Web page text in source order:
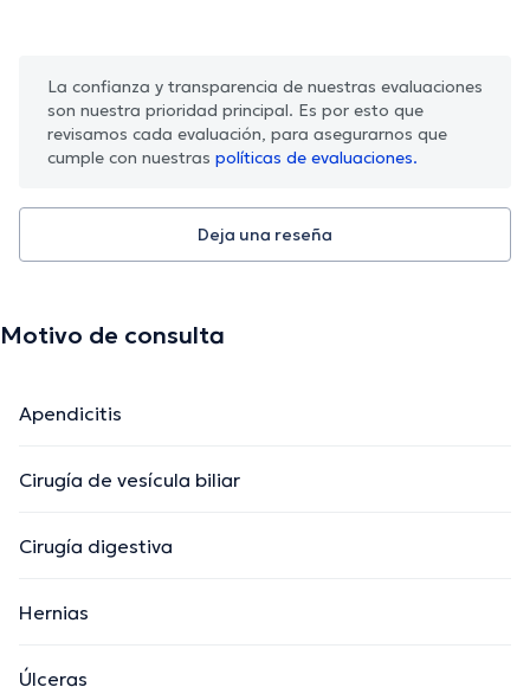
La confianza y transparencia de nuestras evaluaciones
son nuestra prioridad principal. Es por esto que
revisamos cada evaluación, para asegurarnos que
cumple con nuestras políticas de evaluaciones.
Deja una reseña
Motivo de consulta
Apendicitis
Cirugía de vesícula biliar
Cirugía digestiva
Hernias
Úlceras